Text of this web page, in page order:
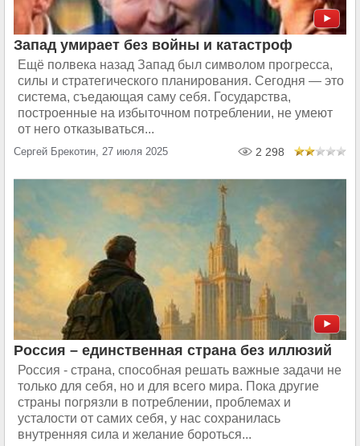
Запад умирает без войны и катастроф
Ещё полвека назад Запад был символом прогресса,
силы и стратегического планирования. Сегодня — это
система, съедающая саму себя. Государства,
построенные на избыточном потреблении, не умеют
от него отказываться...
Сергей Брекотин, 27 июля 2025 2 298
Россия – единственная страна без иллюзий
Россия - страна, способная решать важные задачи не
только для себя, но и для всего мира. Пока другие
страны погрязли в потреблении, проблемах и
усталости от самих себя, у нас сохранилась
внутренняя сила и желание бороться...